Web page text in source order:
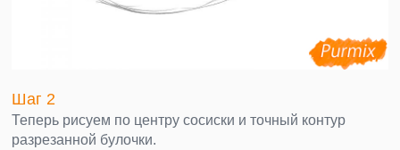
Шаг 2
Теперь рисуем по центру сосиски и точный контур
разрезанной булочки.